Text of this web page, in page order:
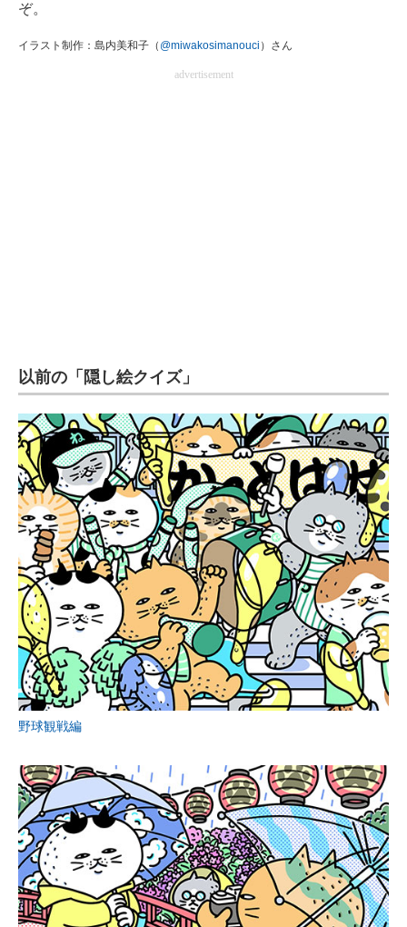
ぞ。
イラスト制作：島内美和子（ @miwakosimanouci ）さん
advertisement
以前の「隠し絵クイズ」
野球観戦編